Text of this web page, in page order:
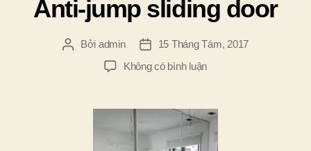
Anti-jump sliding door
TácBởi admin
Ngày
đăng
15 Tháng Tám, 2017
Không có bình luậnở
sliding
door